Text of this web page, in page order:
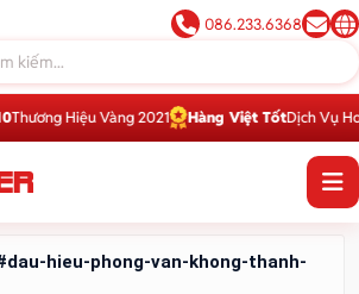
086.233.6368
Hiệu Vàng 2021 Hàng Việt TốtDịch Vụ
hieu-phong-van-khong-thanh-